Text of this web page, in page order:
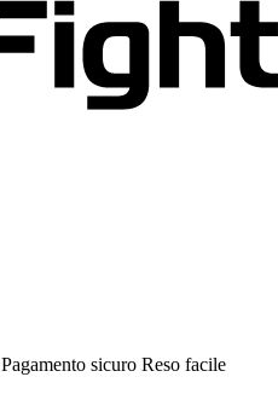
Pagamento sicuro Reso facile